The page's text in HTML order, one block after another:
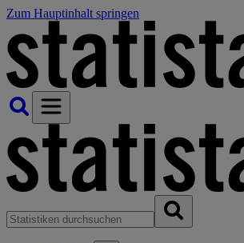
Zum Hauptinhalt springen